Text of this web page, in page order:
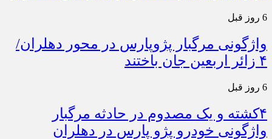
6 روز قبل
واژگونی مرگبار پژوپارس در محور دهلران/
۴ زائر اربعین جان باختند
6 روز قبل
۴کشته و یک مصدوم در حادثه مرگبار
واژگونی خودرو پژو پارس در دهلران